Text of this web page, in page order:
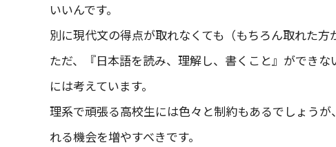
いいんです。
別に現代文の得点が取れなくても（もちろん取れた方
ただ、『日本語を読み、理解し、書くこと』ができ
には考えています。
理系で頑張る高校生には色々と制約もあるでしょう
れる機会を増やすべきです。